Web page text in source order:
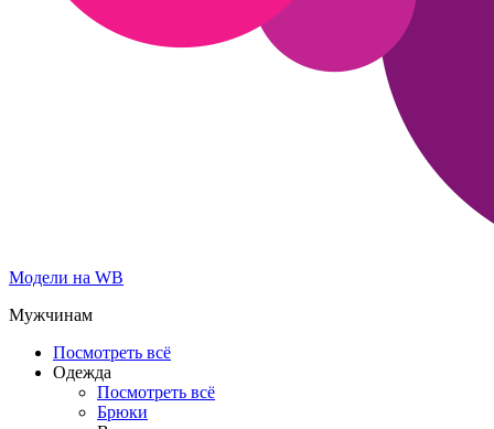
Модели на WB
Мужчинам
Посмотреть всё
Одежда
Посмотреть всё
Брюки